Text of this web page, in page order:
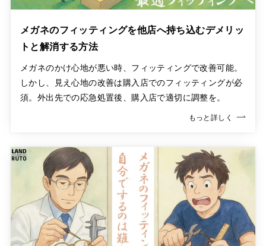
メガネのフィッティングを他店へ持ち込むデメリッ
トと解消する方法
メガネのかけ心地が悪い時、フィッティングで改善可能。
しかし、見え心地の改善は購入店でのフィッティングが必
須。外出先での応急処置後、購入店で適切に調整を。
もっと詳しく